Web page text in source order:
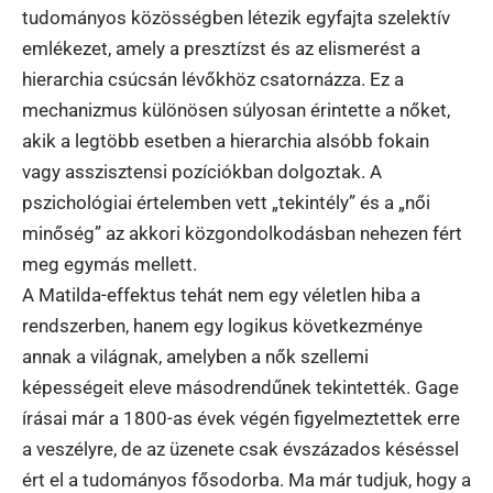
tudományos közösségben létezik egyfajta szelektív
emlékezet, amely a presztízst és az elismerést a
hierarchia csúcsán lévőkhöz csatornázza. Ez a
mechanizmus különösen súlyosan érintette a nőket,
akik a legtöbb esetben a hierarchia alsóbb fokain
vagy asszisztensi pozíciókban dolgoztak. A
pszichológiai értelemben vett „tekintély” és a „női
minőség” az akkori közgondolkodásban nehezen fért
meg egymás mellett.
A Matilda-effektus tehát nem egy véletlen hiba a
rendszerben, hanem egy logikus következménye
annak a világnak, amelyben a nők szellemi
képességeit eleve másodrendűnek tekintették. Gage
írásai már a 1800-as évek végén figyelmeztettek erre
a veszélyre, de az üzenete csak évszázados késéssel
ért el a tudományos fősodorba. Ma már tudjuk, hogy a